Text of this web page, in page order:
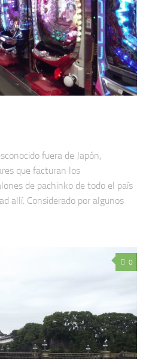
fuera de Japón,
que facturan los
de pachinko de todo el país
allí. Considerado por algunos
0